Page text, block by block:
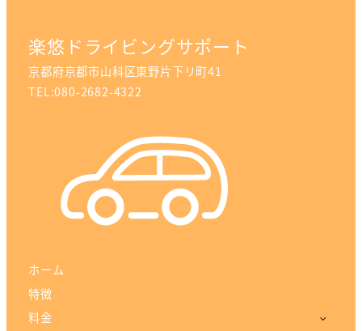
楽悠ドライビングサポート
京都府京都市山科区東野片下リ町41
TEL:080-2682-4322
ホーム
特徴
料金